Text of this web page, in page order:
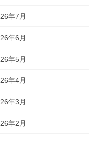
年7月
年6月
年5月
年4月
年3月
年2月